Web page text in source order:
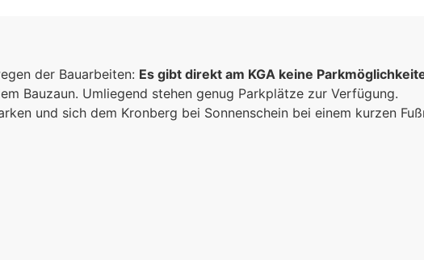
der Bauarbeiten: Es gibt direkt am KGA keine
Bauzaun. Umliegend stehen genug Parkplätze zur Verfügung.
und sich dem Kronberg bei Sonnenschein bei einem kurzen